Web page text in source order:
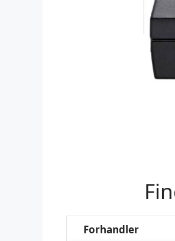
Forhandler